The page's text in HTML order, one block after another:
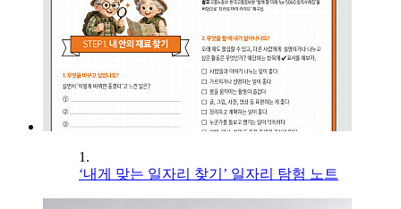
1.
‘내게 맞는 일자리 찾기’ 일자리 탐험 노트